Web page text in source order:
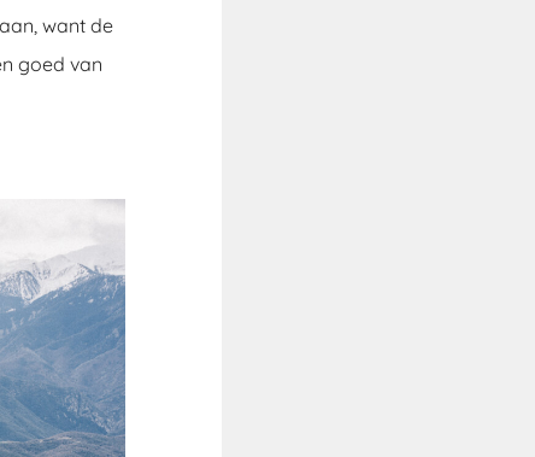
aan, want de
goed van